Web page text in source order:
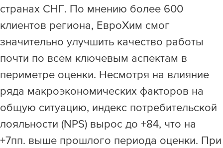
странах СНГ. По мнению более 600
клиентов региона, ЕвроХим смог
значительно улучшить качество работы
почти по всем ключевым аспектам в
периметре оценки. Несмотря на влияние
ряда макроэкономических факторов на
общую ситуацию, индекс потребительской
лояльности (NPS) вырос до +84, что на
+7пп. выше прошлого периода оценки. При